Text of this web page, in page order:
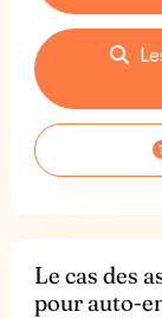
Le cas des
pour auto-